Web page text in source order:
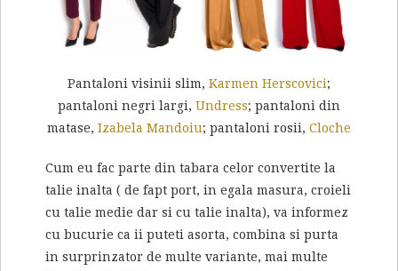
Pantaloni visinii slim, Karmen Herscovici;
pantaloni negri largi, Undress; pantaloni din
matase, Izabela Mandoiu; pantaloni rosii, Cloche
Cum eu fac parte din tabara celor convertite la
talie inalta ( de fapt port, in egala masura, croieli
cu talie medie dar si cu talie inalta), va informez
cu bucurie ca ii puteti asorta, combina si purta
in surprinzator de multe variante, mai multe